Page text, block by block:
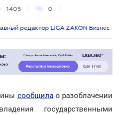
1405 0
редактор LIGA ZAKON Бизнес
сообщилао разоблачении
государственными